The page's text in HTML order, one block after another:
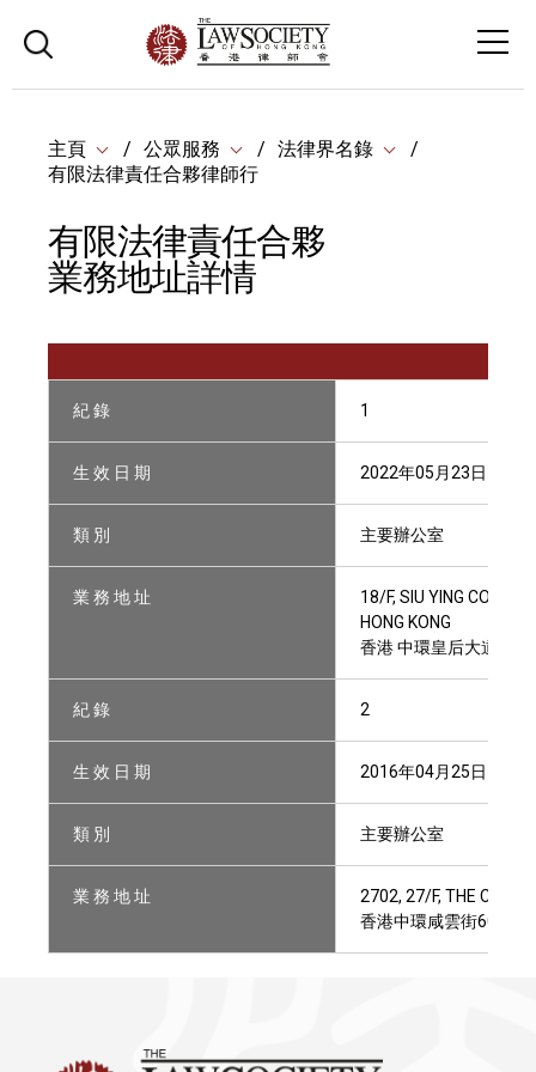
主頁 公眾服務
法律界名錄
有限法律責任合夥律師行
有限法律責任合夥
業務地址詳情
紀 錄 1
生 效 日 期 2022年05月23日
類 別 主要辦公室
業 務 地 址
18/F, SIU YING
HONG KONG
香港 中環皇后大道中
紀 錄 2
生 效 日 期 2016年04月25日
類 別 主要辦公室
業 務 地 址
2702, 27/F, THE
香港中環咸雲街60號